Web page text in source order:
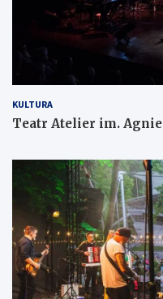
KULTURA
Teatr Atelier im.